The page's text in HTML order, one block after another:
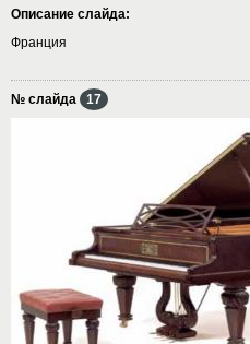
Описание слайда:
Франция
№ слайда 17